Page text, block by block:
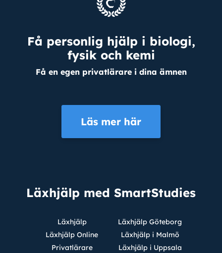
Få personlig hjälp i biologi,
fysik och kemi
Få en egen privatlärare i dina ämnen
Läs mer här
Läxhjälp med SmartStudies
Läxhjälp
Läxhjälp Online
Privatlärare
Läxhjälp Göteborg
Läxhjälp i Malmö
Läxhjälp i Uppsala